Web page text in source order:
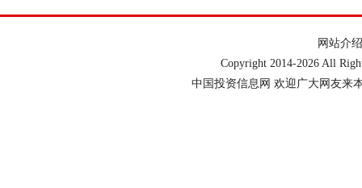
网站介
Copyright 2014-2026 All
中国投资信息网 欢迎广大网友来